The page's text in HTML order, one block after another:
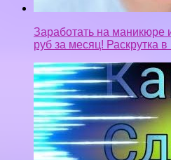
КАК СДЕЛАТЬ ПРИВЮХУ